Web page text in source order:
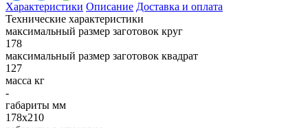
Характеристики Описание Доставка и оплата
Технические характеристики
максимальный размер заготовок круг
178
максимальный размер заготовок квадрат
127
масса кг
-
габариты мм
178х210